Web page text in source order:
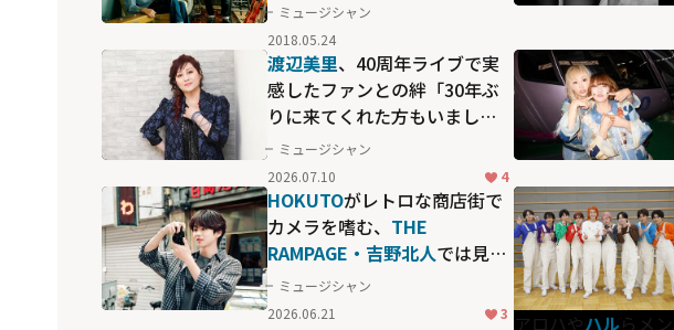
ミュージシャン
2018.05.24
渡辺美里、40周年ライブで実
感したファンとの絆「30年ぶ
りに来てくれた方もいまし
た」
ミュージシャン
2026.07.10
4
HOKUTOがレトロな商店街で
カメラを嗜む、 THE
RAMPAGE・吉野北人では見ら
れない"素の顔"
ミュージシャン
2026.06.21
3 アロハやハルらメン